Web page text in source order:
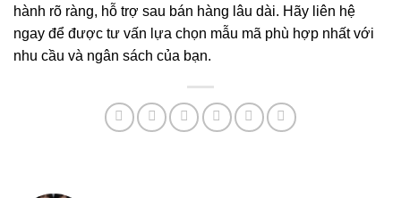
hành rõ ràng, hỗ trợ sau bán hàng lâu dài. Hãy liên hệ
ngay để được tư vấn lựa chọn mẫu mã phù hợp nhất với
nhu cầu và ngân sách của bạn.